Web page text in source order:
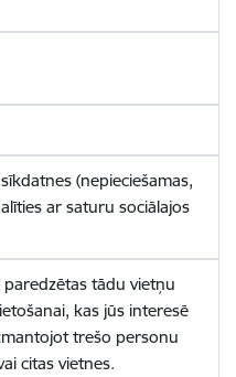
(nepieciešamas,
ar saturu sociālajos
paredzētas tādu vietņu
kas jūs interesē
trešo personu
citas vietnes.